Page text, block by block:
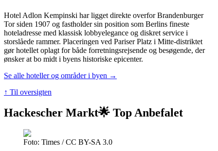
Hotel Adlon Kempinski har ligget direkte overfor Brandenburger
Tor siden 1907 og fastholder sin position som Berlins fineste
hoteladresse med klassisk lobbyelegance og diskret service i
storslåede rammer. Placeringen ved Pariser Platz i Mitte-distriktet
gør hotellet oplagt for både forretningsrejsende og besøgende, der
ønsker at bo midt i byens historiske epicenter.
Se alle hoteller og områder i byen →
↑ Til oversigten
Hackescher Markt🌟 Top Anbefalet
Foto: Times / CC BY-SA 3.0